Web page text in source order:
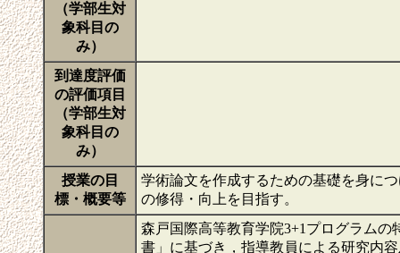
（学部生対
象科目の
み）
到達度評価
の評価項目
（学部生対
象科目の
み）
授業の目
標・概要等
学術論文を作成するための基礎を身に
の修得・向上を目指す。
森戸国際高等教育学院3+1プログラム
書」に基づき，指導教員による研究内